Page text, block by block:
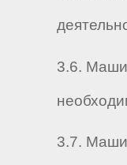
3.6.
3.7.